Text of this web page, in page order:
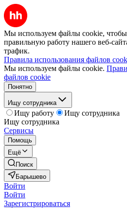
Мы используем файлы cookie, чтобы
правильную работу нашего веб-
трафик.
Правила использования файлов
Мы используем файлы cookie.
файлов cookie
Понятно
Ищу сотрудника
Ищу работу
Ищу сотрудника
Ищу сотрудника
Сервисы
Помощь
Ещё
Поиск
Барышево
Войти
Войти
Зарегистрироваться